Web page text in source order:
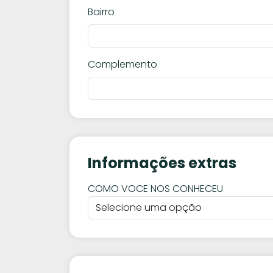
Bairro
Complemento
Informações extras
COMO VOCE NOS CONHECEU